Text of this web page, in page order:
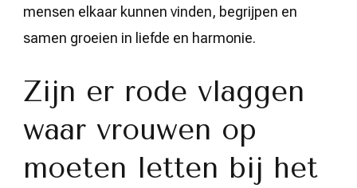
mensen elkaar kunnen vinden, begrijpen en
samen groeien in liefde en harmonie.
Zijn er rode vlaggen
waar vrouwen op
moeten letten bij het